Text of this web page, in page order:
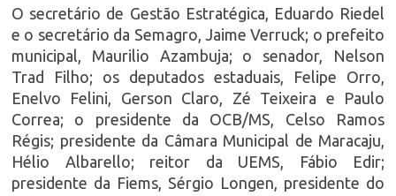
O secretário de Gestão Estratégica, Eduardo Riedel
e o secretário da Semagro, Jaime Verruck; o prefeito
municipal, Maurilio Azambuja; o senador, Nelson
Trad Filho; os deputados estaduais, Felipe Orro,
Enelvo Felini, Gerson Claro, Zé Teixeira e Paulo
Correa; o presidente da OCB/MS, Celso Ramos
Régis; presidente da Câmara Municipal de Maracaju,
Hélio Albarello; reitor da UEMS, Fábio Edir;
presidente da Fiems, Sérgio Longen, presidente do